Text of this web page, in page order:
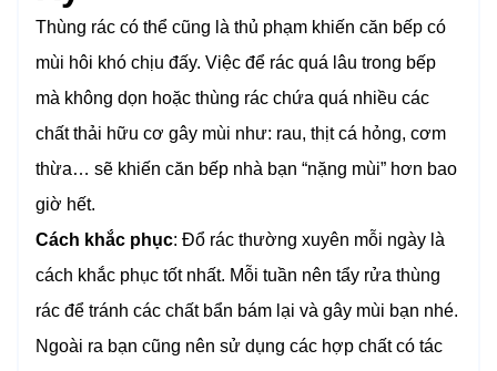
Thùng rác có thể cũng là thủ phạm khiến căn bếp có
mùi hôi khó chịu đấy. Việc để rác quá lâu trong bếp
mà không dọn hoặc thùng rác chứa quá nhiều các
chất thải hữu cơ gây mùi như: rau, thịt cá hỏng, cơm
thừa… sẽ khiến căn bếp nhà bạn “nặng mùi” hơn bao
giờ hết.
Cách khắc phục: Đổ rác thường xuyên mỗi ngày là
cách khắc phục tốt nhất. Mỗi tuần nên tẩy rửa thùng
rác để tránh các chất bẩn bám lại và gây mùi bạn nhé.
Ngoài ra bạn cũng nên sử dụng các hợp chất có tác